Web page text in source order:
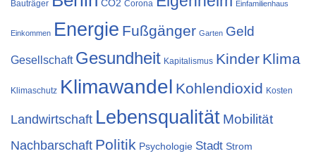
Bauträger CO2 Corona Einfamilienhaus
Einkommen Energie Fußgänger Garten Geld
Gesellschaft Gesundheit Kapitalismus Kinder Klima
Klimaschutz Klimawandel Kohlendioxid Kosten
Landwirtschaft Lebensqualität Mobilität
Nachbarschaft Politik Psychologie Stadt Strom